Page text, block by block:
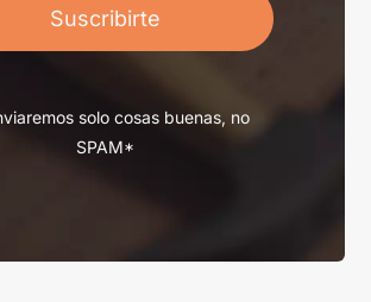
Suscribirte
solo cosas buenas, no
SPAM*